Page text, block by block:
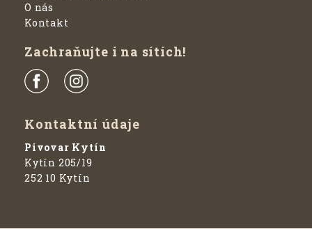
O nás
Kontakt
Zachraňujte i na sítích!
Kontaktní údaje
Pivovar Kytín
Kytín 205/19
252 10 Kytín